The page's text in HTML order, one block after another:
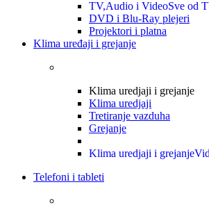
TV,Audio i VideoSve od
DVD i Blu-Ray plejeri
Projektori i platna
Klima uređaji i grejanje
Klima uredjaji i grejanje
Klima uredjaji
Tretiranje vazduha
Grejanje
Klima uredjaji i grejanje
Telefoni i tableti